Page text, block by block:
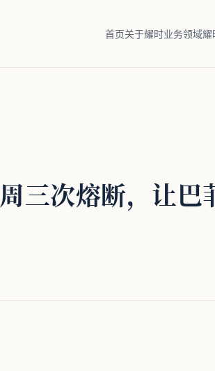
首页关于耀时业务领域耀
三次熔断，让巴